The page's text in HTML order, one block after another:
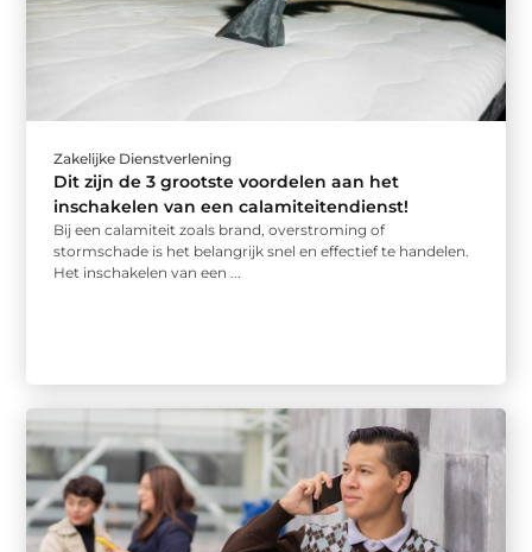
Zakelijke Dienstverlening
Dit zijn de 3 grootste voordelen aan het
inschakelen van een calamiteitendienst!
Bij een calamiteit zoals brand, overstroming of
stormschade is het belangrijk snel en effectief te handelen.
Het inschakelen van een ...